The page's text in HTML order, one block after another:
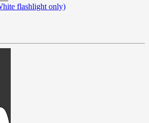
flashlight only)